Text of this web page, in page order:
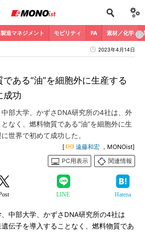
製造マネジメント モビリティ FA 素材／化学
2023年4月14日
ある“油”を細胞外に生産する
成功
部大学、かずさDNA研究所の4社は、外
なく、燃料物質である“油”を細胞外に生
世界で初めて成功した。
[ 遠藤和宏 ，MONOist]
PC用表示
関連情報
LINE Hatena
中部大学、かずさDNA研究所の4社は
伝子を導入することなく、燃料物質であ